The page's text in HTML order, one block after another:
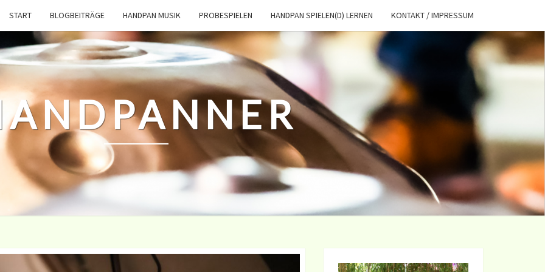
START BLOGBEITRÄGE HANDPAN MUSIK PROBESPIELEN HANDPAN SPIELEN(D) LERNEN KONTAKT / IMPRESSUM